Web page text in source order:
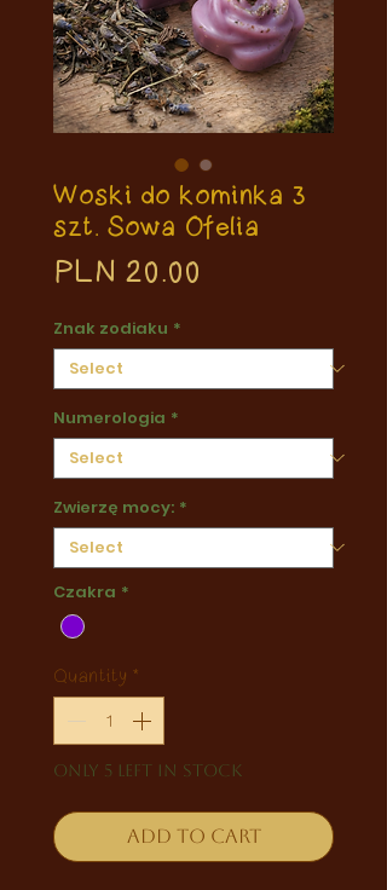
Woski do kominka 3
szt. Sowa Ofelia
PLN 20.00
Znak zodiaku *
Numerologia *
Zwierzę mocy: *
Czakra *
Quantity *
Only 5 left in stock
Add to Cart